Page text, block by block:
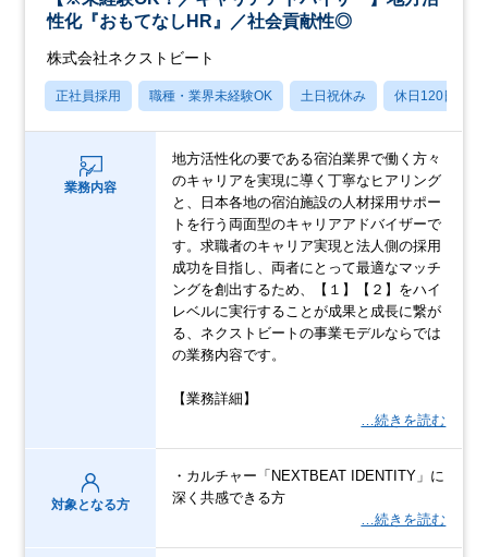
性化『おもてなしHR』／社会貢献性◎
株式会社ネクストビート
正社員採用 職種・業界未経験OK 土日祝休み 休日120日以上
業務内容
地方活性化の要である宿泊業界で働く方々
のキャリアを実現に導く丁寧なヒアリング
と、日本各地の宿泊施設の人材採用サポー
トを行う両面型のキャリアアドバイザーで
す。求職者のキャリア実現と法人側の採用
成功を目指し、両者にとって最適なマッチ
ングを創出するため、【１】【２】をハイ
レベルに実行することが成果と成長に繋が
る、ネクストビートの事業モデルならでは
の業務内容です。
【業務詳細】
…続きを読む
対象となる方
・カルチャー「NEXTBEAT IDENTITY」に
深く共感できる方
…続きを読む